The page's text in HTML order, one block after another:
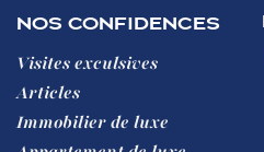
NOS CONFIDENCES
Visites exculsives
Articles
Immobilier de luxe